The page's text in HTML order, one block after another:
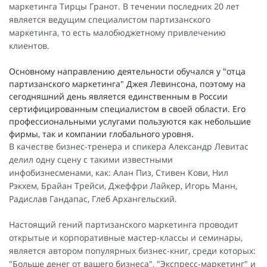
маркетинга Тирцы Гранот. В течении последних 20 лет
является ведущим специалистом партизанского
маркетинга, то есть малобюджетному привлечению
клиентов.
Основному направлению деятельности обучался у "отца
партизанского маркетинга" Джея Левинсона, поэтому на
сегодняшний день является единственным в России
сертифицированным специалистом в своей области. Его
профессиональными услугами пользуются как небольшие
фирмы, так и компании глобального уровня.
В качестве бизнес-тренера и спикера Александр Левитас
делил одну сцену с такими известными
инфобизнесменами, как: Алан Пиз, Стивен Кови, Нил
Рэкхем, Брайан Трейси, Джеффри Лайкер, Игорь Манн,
Радислав Гандапас, Глеб Архангельский.
Настоящий гений партизанского маркетинга проводит
открытые и корпоративные мастер-классы и семинары,
является автором популярных бизнес-книг, среди которых:
"Больше денег от вашего бизнеса", "Экспресс-маркетинг" и